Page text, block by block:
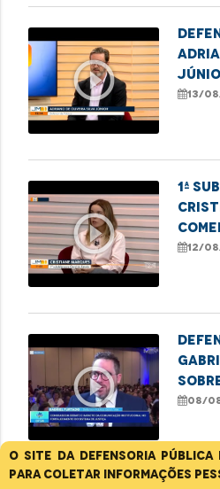
O site da Defensoria
para coletar informações
play_circle_outline 13/
play_circle_outline
1ª
12/
play_circle_outline 08/